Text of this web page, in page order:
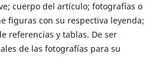
cuerpo del artículo; fotografías o
figuras con su respectiva leyenda;
referencias y tablas. De ser
de las fotografías para su